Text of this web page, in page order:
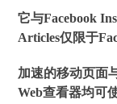
它与Facebook
Articles仅限于
加速的移动页面
Web查看器均可